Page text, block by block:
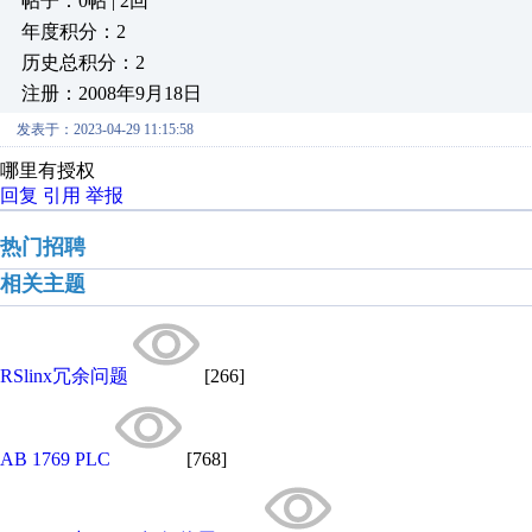
年度积分：2
历史总积分：2
注册：2008年9月18日
发表于：2023-04-29 11:15:58
哪里有授权
回复 引用 举报
热门招聘
相关主题
RSlinx冗余问题 [266]
AB 1769 PLC [768]